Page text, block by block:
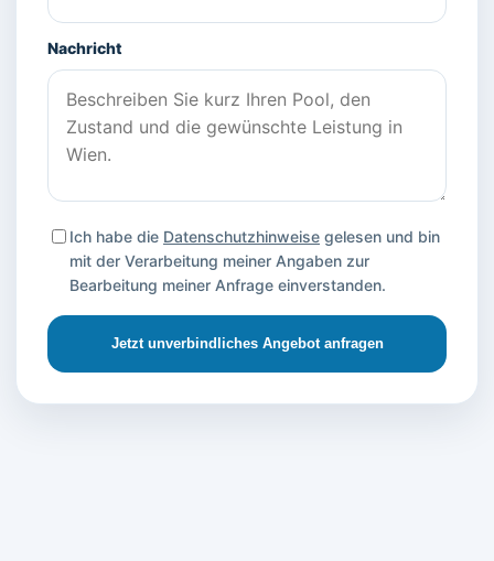
Nachricht
Ich habe die Datenschutzhinweise gelesen und bin
mit der Verarbeitung meiner Angaben zur
Bearbeitung meiner Anfrage einverstanden.
Jetzt unverbindliches Angebot anfragen